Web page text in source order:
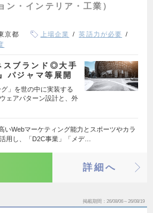
ン・インテリア・工業）
京都 上場企業
英語力が必要
スブランド◎大手
パジャマ等展開
」を世の中に実装する
ェアパターン設計と、外
いWebマーケティング能力とスポーツやカラ
用し、「D2C事業」「メデ…
詳細へ
掲載期間 26/08/06～26/08/19